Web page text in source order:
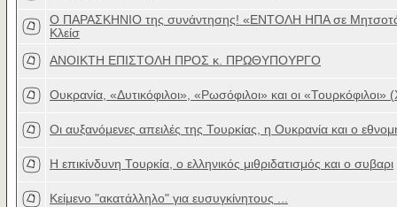
Ο ΠΑΡΑΣΚΗΝΙΟ της συνάντησης! «ΕΝΤΟΛΗ ΗΠΑ σε
Κλείσ
ΑΝΟΙΚΤΗ ΕΠΙΣΤΟΛΗ ΠΡΟΣ κ. ΠΡΩΘΥΠΟΥΡΓΟ
Ουκρανία, «Δυτικόφιλοι», «Ρωσόφιλοι» και οι «Τουρκόφιλοι»
Οι αυξανόμενες απειλές της Τουρκίας, η Ουκρανία και ο
Η επικίνδυνη Τουρκία, ο ελληνικός μιθριδατισμός και ο συβαρι
Κείμενο "ακατάλληλο" για ευσυγκίνητους ...